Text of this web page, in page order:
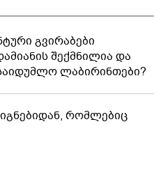
გვირაბები
შექმნილია და
საიდუმლო ლაბირინთები?
რომლებიც